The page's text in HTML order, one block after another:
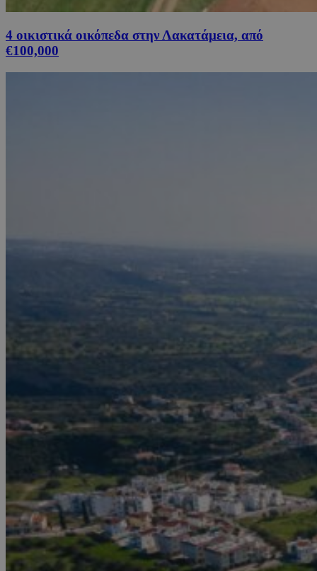
4 οικιστικά οικόπεδα στην Λακατάμεια, από
€100,000